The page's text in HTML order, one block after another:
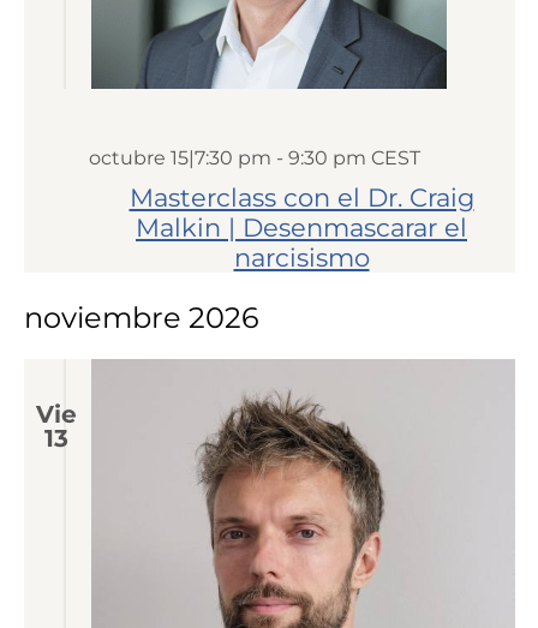
Masterclass con el Dr. Craig
Malkin | Desenmascarar el
narcisismo
octubre 15|7:30 pm - 9:30 pm CEST
noviembre 2026
Vie
13